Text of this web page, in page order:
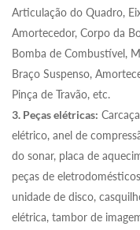
Articulação do Quadro,
Amortecedor, Corpo da
Bomba de Combustível,
Braço Suspenso,
Pinça de Travão, etc.
3. Peças elétricas:
elétrico, anel de
do sonar, placa de
peças de
unidade de disco,
elétrica, tambor de